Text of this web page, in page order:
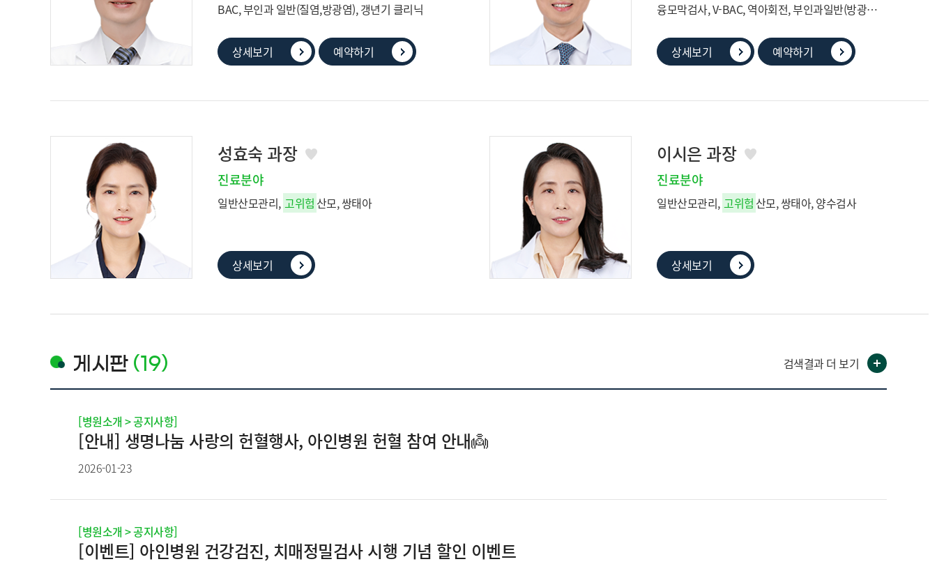
BAC, 부인과 일반(질염,방광염), 갱년기 클리닉
상세보기 예약하기
융모막검사, V-BAC, 역아회전, 부인과일반(방광염,
상세보기
예약하기
성효숙 과장
진료분야
일반산모관리, 고위험 산모, 쌍태아
상세보기
이시은 과장
진료분야
일반산모관리, 고위험 산모, 쌍태아, 양수검사
상세보기
게시판 (19) 검색결과 더 보기
[병원소개 > 공지사항]
[안내] 생명나눔 사랑의 헌혈행사, 아인병원 헌혈 참여 안내👼
2026-01-23
[병원소개 > 공지사항]
[이벤트] 아인병원 건강검진, 치매정밀검사 시행 기념 할인 이벤트